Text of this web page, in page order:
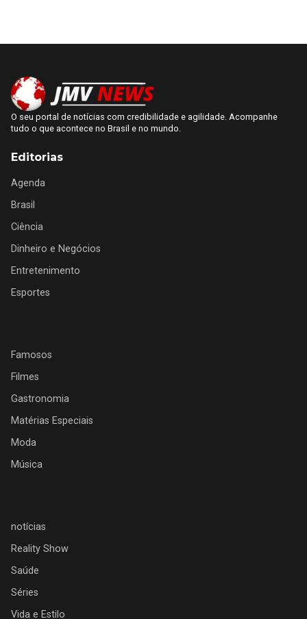
O seu portal de notícias com credibilidade e agilidade. Acompanhe
tudo o que acontece no Brasil e no mundo.
Editorias
Agenda
Brasil
Ciência
Dinheiro e Negócios
Entretenimento
Esportes
Famosos
Filmes
Gastronomia
Matérias Especiais
Moda
Música
notícias
Reality Show
Saúde
Séries
Vida e Estilo